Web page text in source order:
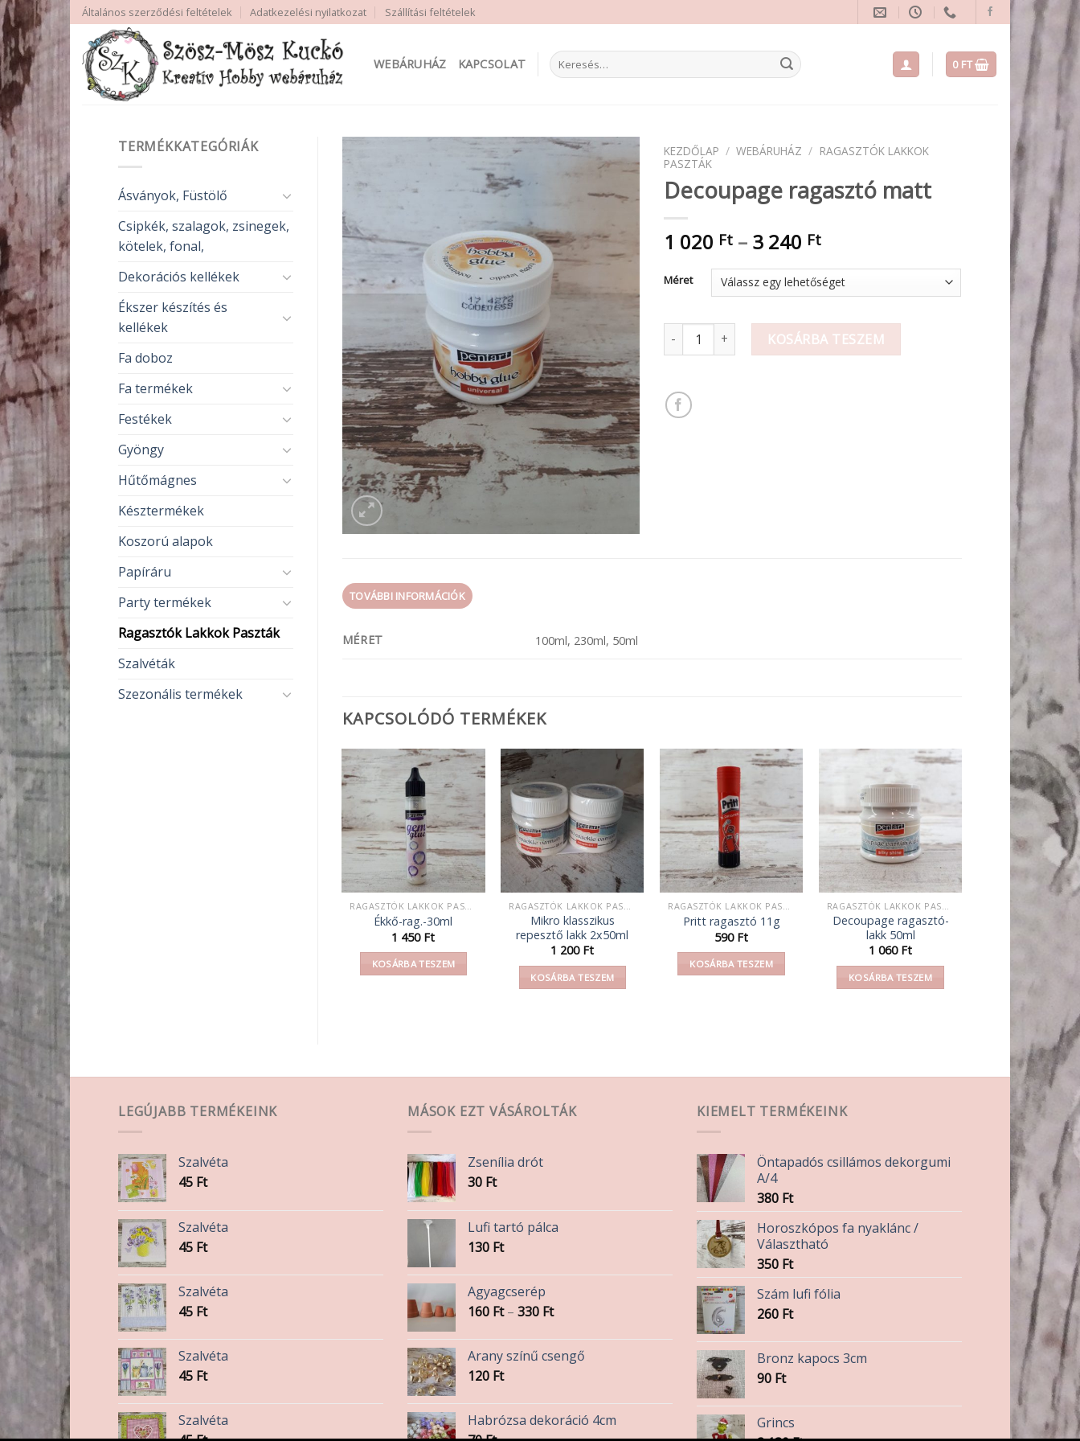
Skip
to
content
Általános szerződési feltételek Adatkezelési nyilatkozat Szállítási feltételek
WEBÁRUHÁZ KAPCSOLAT
Keresés
a
0 FT
TERMÉKKATEGÓRIÁK
Ásványok, Füstölő
Csipkék, szalagok, zsinegek,
kötelek, fonal,
Dekorációs kellékek
Ékszer készítés és
kellékek
Fa doboz
Fa termékek
Festékek
Gyöngy
Hűtőmágnes
Késztermékek
Koszorú alapok
Papíráru
Party termékek
Ragasztók Lakkok Paszták
Szalvéták
Szezonális termékek
KEZDŐLAP / WEBÁRUHÁZ / RAGASZTÓK LAKKOK
PASZTÁK
Decoupage ragasztó matt
1 020 Ft – 3 240 FtÁrtartomány:
020 Ft
-
3
240 Ft
Méret
Decoupage ragasztó matt mennyiség
KOSÁRBA TESZEM
TOVÁBBI INFORMÁCIÓK
MÉRET 100ml, 230ml, 50ml
KAPCSOLÓDÓ TERMÉKEK
Ékkő-rag.-30ml
1 450 Ft
KOSÁRBA TESZEM
Mikro klasszikus
repesztő lakk 2x50ml
1 200 Ft
KOSÁRBA TESZEM
Pritt ragasztó 11g
590 Ft
KOSÁRBA TESZEM
Decoupage ragasztó-
lakk 50ml
1 060 Ft
KOSÁRBA TESZEM
Hobby ragasztó 50ml
LEGÚJABB TERMÉKEINK
Szalvéta
45 Ft
Szalvéta
45 Ft
Szalvéta
45 Ft
Szalvéta
45 Ft
Szalvéta
MÁSOK EZT VÁSÁROLTÁK
Zsenília drót
30 Ft
Lufi tartó pálca
130 Ft
Agyagcserép
160 Ft – 330 FtÁrtartomány:
-
330 Ft
Arany színű csengő
120 Ft
Habrózsa dekoráció 4cm
KIEMELT TERMÉKEINK
Öntapadós csillámos dekorgumi
A/4
380 Ft
Horoszkópos fa nyaklánc /
Választható
350 Ft
Szám lufi fólia
260 Ft
Bronz kapocs 3cm
90 Ft
Grincs